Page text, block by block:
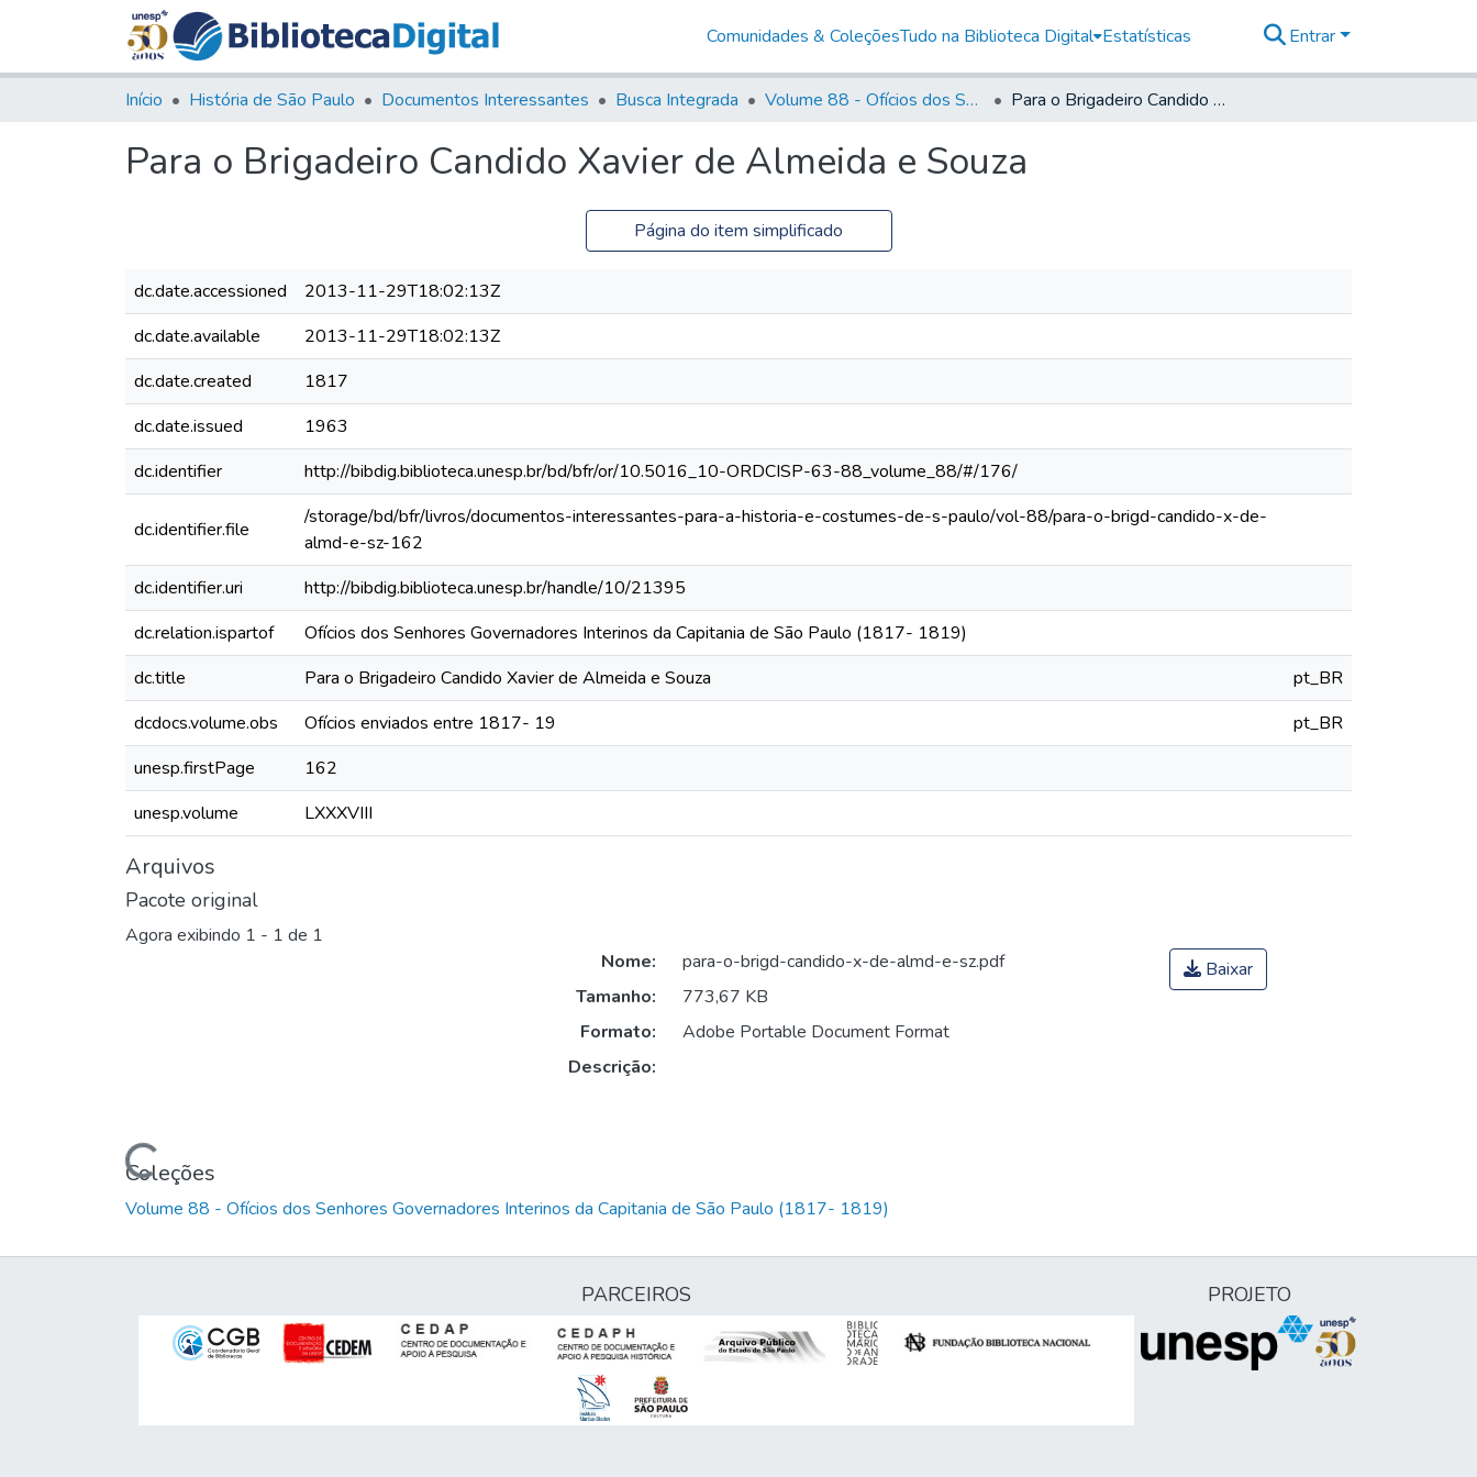
Comunidades & ColeçõesTudo na Biblioteca Digital Estatísticas Entrar
Início História de São Paulo Documentos Interessantes Busca Integrada Volume 88 - Ofícios dos Senhores Governadores Interinos da Capitania de São Paulo (1817- 1819) Para o Brigadeiro Candido Xavier de Almeida e Souza
Para o Brigadeiro Candido Xavier de Almeida e Souza
Página do item simplificado
dc.date.accessioned
2013-11-29T18:02:13Z
dc.date.available
2013-11-29T18:02:13Z
dc.date.created
1817
dc.date.issued
1963
dc.identifier
http://bibdig.biblioteca.unesp.br/bd/bfr/or/10.5016_10-ORDCISP-63-88_volume_88/#/176/
dc.identifier.file
/storage/bd/bfr/livros/documentos-interessantes-para-a-historia-e-costumes-de-s-paulo/vol-88/para-o-brigd-candido-x-de-
almd-e-sz-162
dc.identifier.uri
http://bibdig.biblioteca.unesp.br/handle/10/21395
dc.relation.ispartof
Ofícios dos Senhores Governadores Interinos da Capitania de São Paulo (1817- 1819)
dc.title
Para o Brigadeiro Candido Xavier de Almeida e Souza
pt_BR
dcdocs.volume.obs
Ofícios enviados entre 1817- 19
pt_BR
unesp.firstPage
162
unesp.volume
LXXXVIII
Arquivos
Pacote original
Agora exibindo 1 - 1 de 1
Carregando...
Nome:
para-o-brigd-candido-x-de-almd-e-sz.pdf
Tamanho:
773,67 KB
Formato:
Adobe Portable Document Format
Descrição:
Baixar
Coleções
Volume 88 - Ofícios dos Senhores Governadores Interinos da Capitania de São Paulo (1817- 1819)
PARCEIROS PROJETO